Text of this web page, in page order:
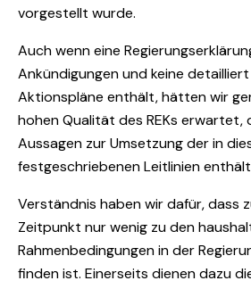
vorgestellt wurde.
Auch wenn eine
Ankündigungen und keine
Aktionspläne enthält, hätten wir
hohen Qualität des REKs erwartet,
Aussagen zur Umsetzung der in
festgeschriebenen Leitlinien
Verständnis haben wir dafür, dass
Zeitpunkt nur wenig zu den
Rahmenbedingungen in der
finden ist. Einerseits dienen dazu